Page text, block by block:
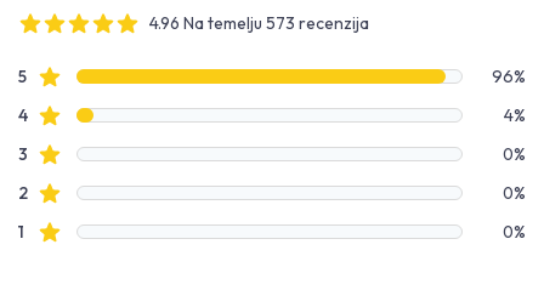
4.96 Na temelju 573 recenzija
Podaci o recenzijama
5Recenzije s zvjezdicama
96%
4Recenzije s zvjezdicama
4%
3 Recenzije s zvjezdicama
0%
2Recenzije s zvjezdicama
0%
1 Recenzije s zvjezdicama 0%